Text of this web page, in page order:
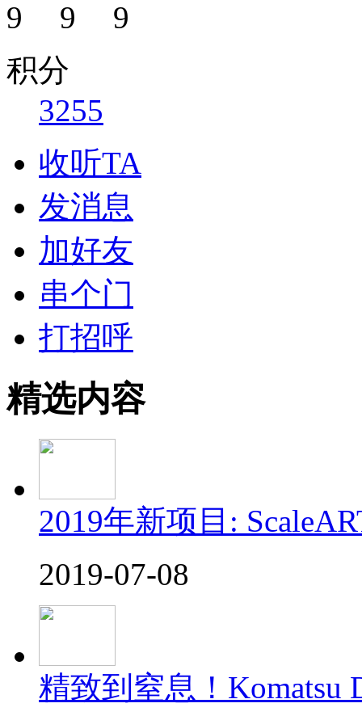
积分
3255
收听TA
发消息
加好友
串个门
打招呼
精选内容
2019年新项目:
2019-07-08
精致到窒息！Komatsu